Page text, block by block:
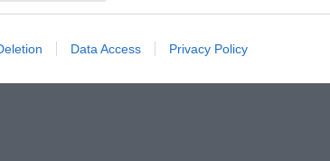
Data Access Privacy Policy
polskich rodzin. ZUS wypłacił już 173 mln zł.